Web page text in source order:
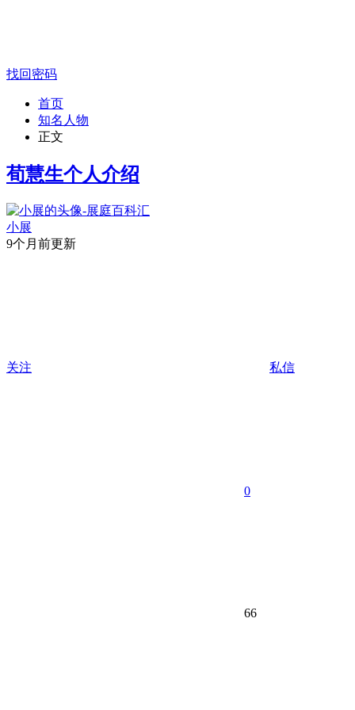
找回密码
首页
知名人物
正文
荀慧生个人介绍
小展
9个月前更新
关注 私信
0
66